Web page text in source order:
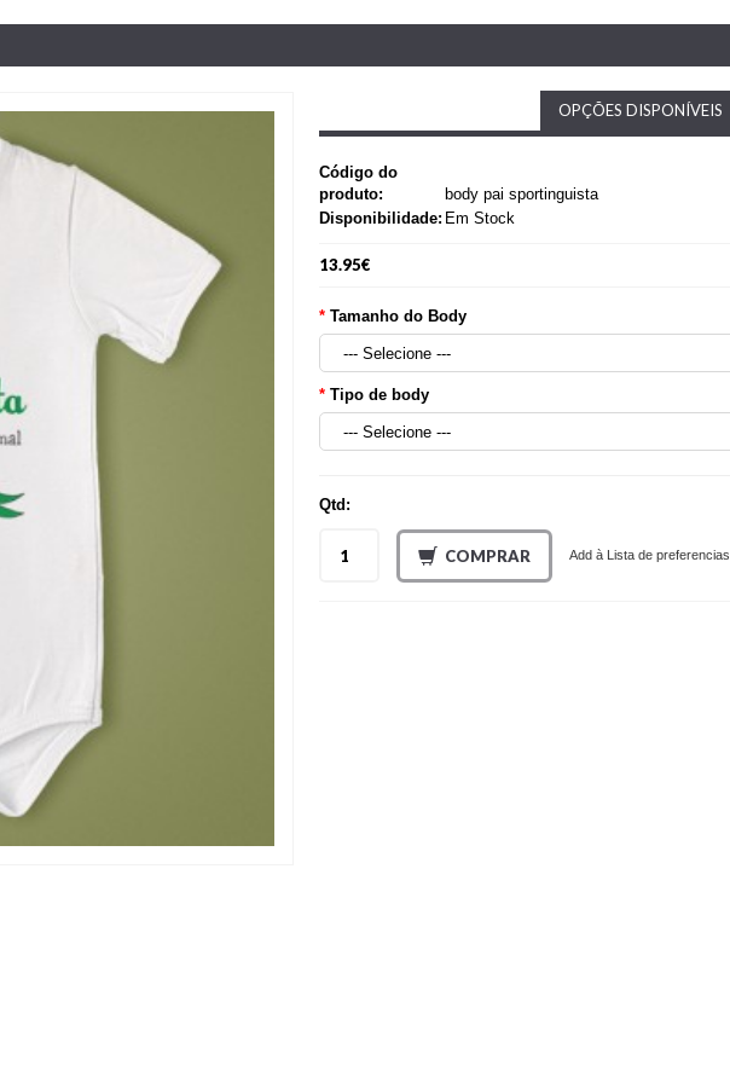
OPÇÕES DISPONÍVEIS
Código do
produto:
body pai sportinguista
Disponibilidade:Em Stock
13.95€
Tamanho do Body
Tipo de body
Qtd:
COMPRAR Add à Lista de preferencias